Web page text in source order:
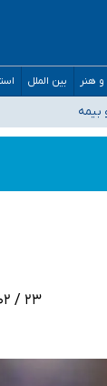
هنر بین الملل
تخصصی
و کرمان
ورود کند
محصلان
۲۳ / ۰۲ / ۱۴۰۵ - ۰۸:۴۰:۲۰